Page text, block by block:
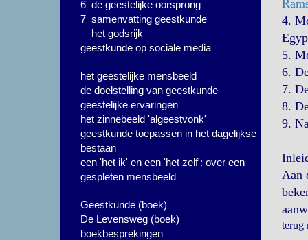
6 de geestelijke oorsprong
7 samenvatting geestkunde
het godsrijk
geestkunde op sociale media
het geestelijke mensbeeld
de doelstelling van geestkunde
geestelijke ervaringen
het zinnebeeld 'algeestvonk'
geestkunde toepassen in het dagelijkse
bestaan
een 'het ik' en een 'het zelf': over een
gespleten mensbeeld
Geestkunde (boek)
De Levensweg (boek)
boekbesprekingen
4.
5.
6.
7.
8.
9.
Aan
terug